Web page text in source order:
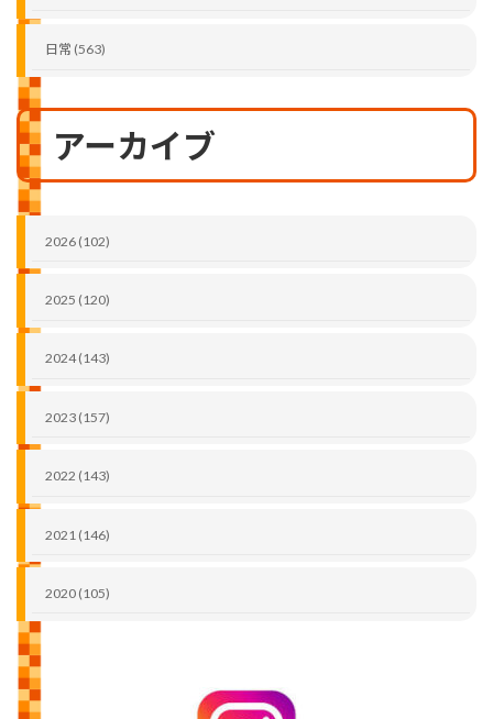
日常 (563)
アーカイブ
2026 (102)
2025 (120)
2024 (143)
2023 (157)
2022 (143)
2021 (146)
2020 (105)